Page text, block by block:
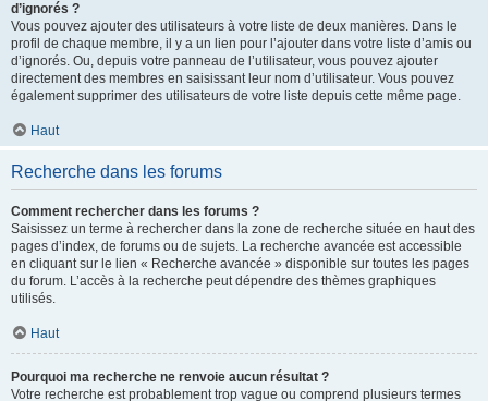
d’ignorés ?
Vous pouvez ajouter des utilisateurs à votre liste de deux manières. Dans le
profil de chaque membre, il y a un lien pour l’ajouter dans votre liste d’amis ou
d’ignorés. Ou, depuis votre panneau de l’utilisateur, vous pouvez ajouter
directement des membres en saisissant leur nom d’utilisateur. Vous pouvez
également supprimer des utilisateurs de votre liste depuis cette même page.
Haut
Recherche dans les forums
Comment rechercher dans les forums ?
Saisissez un terme à rechercher dans la zone de recherche située en haut des
pages d’index, de forums ou de sujets. La recherche avancée est accessible
en cliquant sur le lien « Recherche avancée » disponible sur toutes les pages
du forum. L’accès à la recherche peut dépendre des thèmes graphiques
utilisés.
Haut
Pourquoi ma recherche ne renvoie aucun résultat ?
Votre recherche est probablement trop vague ou comprend plusieurs termes